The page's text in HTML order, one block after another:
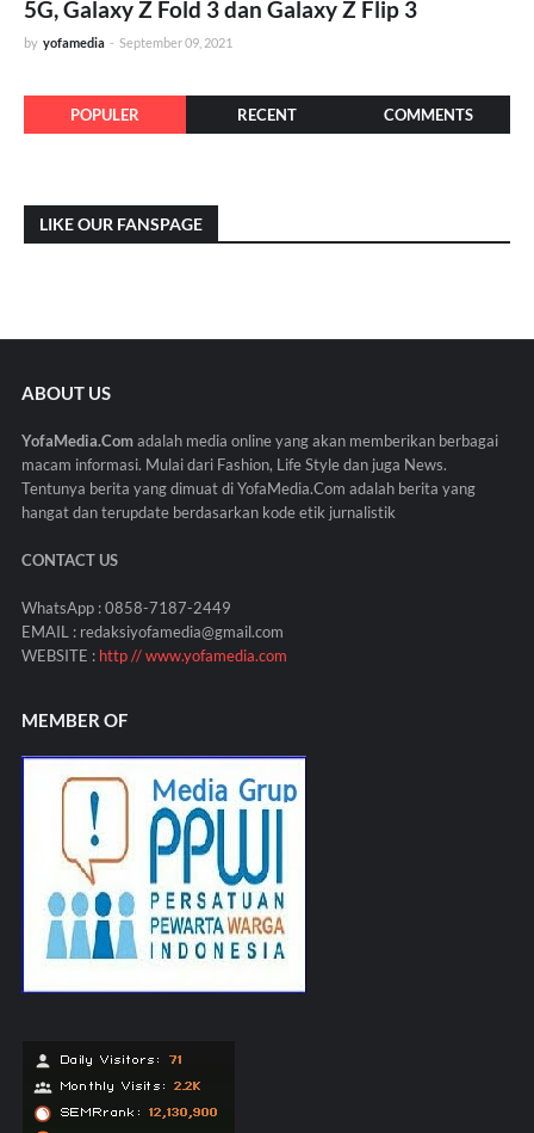
5G, Galaxy Z Fold 3 dan Galaxy Z Flip 3
by yofamedia - September 09, 2021
POPULER RECENT COMMENTS
LIKE OUR FANSPAGE
ABOUT US
YofaMedia.Comadalah media online yang akan memberikan berbagai
macam informasi. Mulai dari Fashion, Life Style dan juga News.
Tentunya berita yang dimuat di YofaMedia.Com adalah berita yang
hangat dan terupdate berdasarkan kode etik jurnalistik
CONTACT US
WhatsApp : 0858-7187-2449
EMAIL : redaksiyofamedia@gmail.com
WEBSITE : http // www.yofamedia.com
MEMBER OF